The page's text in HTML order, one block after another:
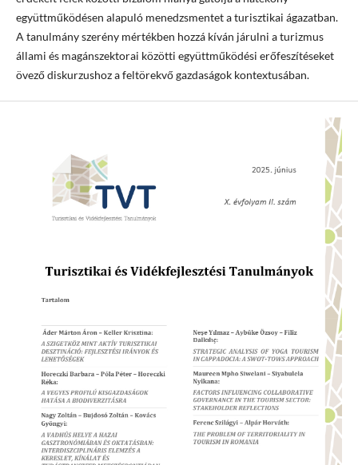
együttműködésen alapuló menedzsmentet a turisztikai ágazatban.
A tanulmány szerény mértékben hozzá kíván járulni a turizmus
állami és magánszektorai közötti együttműködési erőfeszítéseket
övező diskurzushoz a feltörekvő gazdaságok kontextusában.